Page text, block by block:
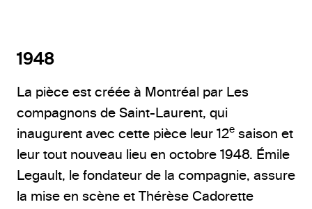
1948
La pièce est créée à Montréal par Les
compagnons de Saint-Laurent, qui
inaugurent avec cette pièce leur 12e saison et
leur tout nouveau lieu en octobre 1948. Émile
Legault, le fondateur de la compagnie, assure
la mise en scène et Thérèse Cadorette